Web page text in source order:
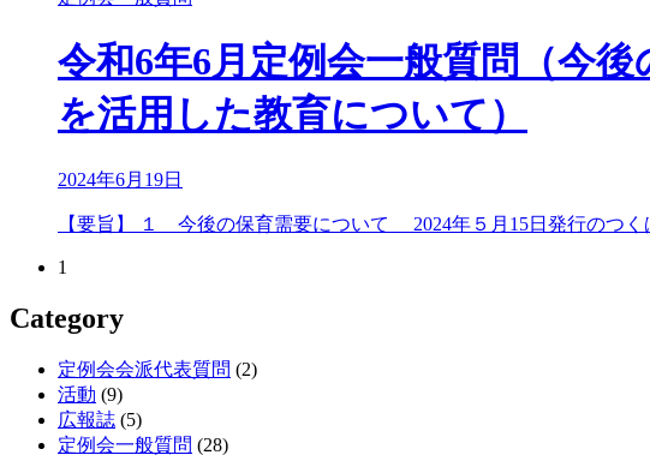
令和6年6月定例会一般質問（今
を活用した教育について）
2024年6月19日
【要旨】 １ 今後の保育需要について 2024年５月15日発行のつ
1
Category
定例会会派代表質問 (2)
活動 (9)
広報誌 (5)
定例会一般質問 (28)